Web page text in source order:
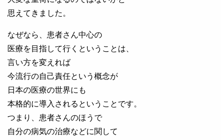
思えてきました。
なぜなら、患者さん中心の
医療を目指して行くということは、
言い方を変えれば
今流行の自己責任という概念が
日本の医療の世界にも
本格的に導入されるということです。
つまり、患者さんのほうで
自分の病気の治療などに関して